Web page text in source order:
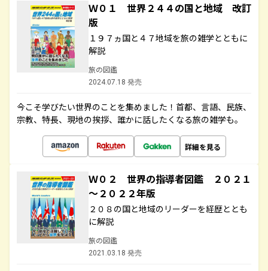
Ｗ０１ 世界２４４の国と地域 改訂
版
１９７ヵ国と４７地域を旅の雑学とともに
解説
旅の図鑑
2024.07.18 発売
今こそ学びたい世界のことを集めました！首都、言語、民族、
宗教、特長、現地の挨拶、誰かに話したくなる旅の雑学も。
詳細を見る
Ｗ０２ 世界の指導者図鑑 ２０２１
～２０２２年版
２０８の国と地域のリーダーを経歴ととも
に解説
旅の図鑑
2021.03.18 発売